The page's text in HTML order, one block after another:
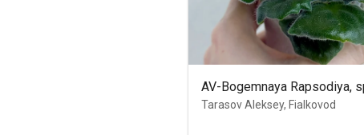
AV-Bogemnaya Rapsodiya,
Tarasov Aleksey, Fialkovod